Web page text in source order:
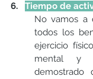
6. Tiempo de
No vamos a
todos los
ejercicio
mental y
demostrado